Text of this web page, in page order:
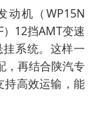
动机（WP15N
12挡AMT变速
系统。这样一
，再结合陕汽专
持高效运输，能